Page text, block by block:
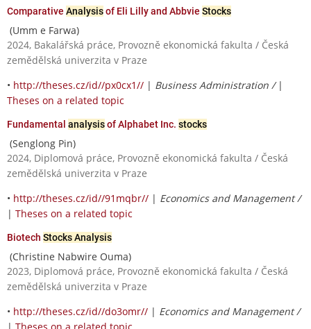
Comparative Analysisof Eli Lilly and Abbvie Stocks
(Umm e Farwa)
2024, Bakalářská práce, Provozně ekonomická fakulta / Česká
zemědělská univerzita v Praze
• http://theses.cz/id//px0cx1// | Business Administration / |
Theses on a related topic
Fundamental analysisof Alphabet Inc. stocks
(Senglong Pin)
2024, Diplomová práce, Provozně ekonomická fakulta / Česká
zemědělská univerzita v Praze
• http://theses.cz/id//91mqbr// | Economics and Management /
| Theses on a related topic
Biotech Stocks Analysis
(Christine Nabwire Ouma)
2023, Diplomová práce, Provozně ekonomická fakulta / Česká
zemědělská univerzita v Praze
• http://theses.cz/id//do3omr// | Economics and Management /
| Theses on a related topic